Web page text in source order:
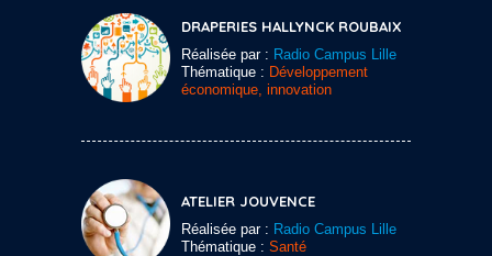
DRAPERIES HALLYNCK ROUBAIX
Réalisée par : Radio Campus Lille
Thématique : Développement
économique, innovation
ATELIER JOUVENCE
Réalisée par : Radio Campus Lille
Thématique : Santé